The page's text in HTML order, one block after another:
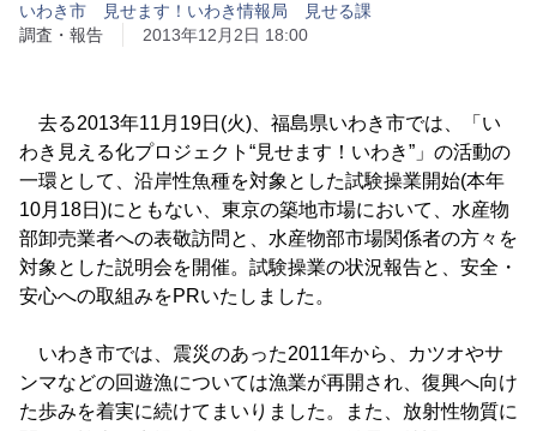
いわき市 見せます！いわき情報局 見せる課
調査・報告
2013年12月2日 18:00
去る2013年11月19日(火)、福島県いわき市では、「い
わき見える化プロジェクト“見せます！いわき”」の活動の
一環として、沿岸性魚種を対象とした試験操業開始(本年
10月18日)にともない、東京の築地市場において、水産物
部卸売業者への表敬訪問と、水産物部市場関係者の方々を
対象とした説明会を開催。試験操業の状況報告と、安全・
安心への取組みをPRいたしました。
いわき市では、震災のあった2011年から、カツオやサ
ンマなどの回遊漁については漁業が再開され、復興へ向け
た歩みを着実に続けてまいりました。また、放射性物質に